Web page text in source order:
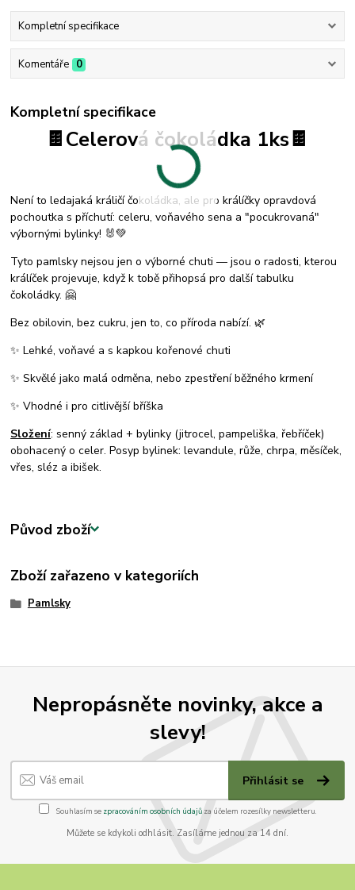
Kompletní specifikace
Komentáře 0
Kompletní specifikace
🍫Celerová čokoládka 1ks🍫
Není to ledajaká králičí čokoládka, ale pro králíčky opravdová
pochoutka s příchutí: celeru, voňavého sena a "pocukrovaná"
výbornými bylinky! 🐰💚
Tyto pamlsky nejsou jen o výborné chuti — jsou o radosti, kterou
králíček projevuje, když k tobě přihopsá pro další tabulku
čokoládky. 🤗
Bez obilovin, bez cukru, jen to, co příroda nabízí. 🌿
✨ Lehké, voňavé a s kapkou kořenové chuti
✨ Skvělé jako malá odměna, nebo zpestření běžného krmení
✨ Vhodné i pro citlivější bříška
Složení: senný základ + bylinky (jitrocel, pampeliška, řebříček)
obohacený o celer. Posyp bylinek: levandule, růže, chrpa, měsíček,
vřes, sléz a ibišek.
Původ zboží
Zboží zařazeno v kategoriích
Pamlsky
Nepropásněte novinky, akce a
slevy!
Přihlásit se
Souhlasím se zpracováním osobních údajůza účelem rozesílky newsletteru.
Můžete se kdykoli odhlásit. Zasíláme jednou za 14 dní.